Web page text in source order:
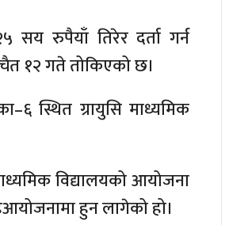
सय रुपैयाँ तिरेर दर्ता गर्न
१२ गते तोकिएको छ।
स्थित ग्रायुसि माध्यमिक
विद्यालयको आयोजना
हुन लागेको हो।